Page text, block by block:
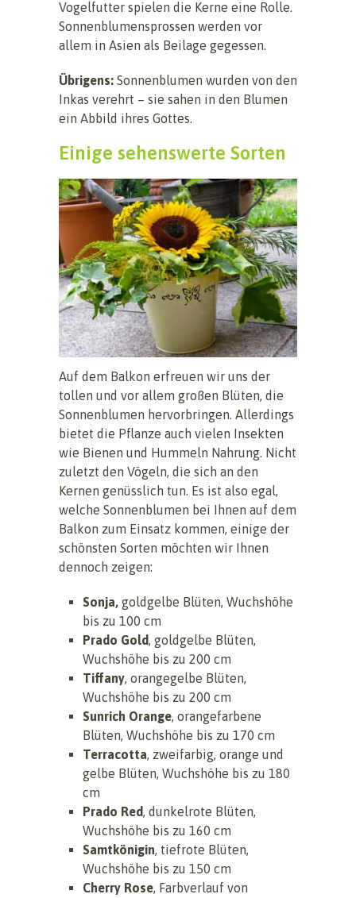
Vogelfutter spielen die Kerne eine Rolle.
Sonnenblumensprossen werden vor
allem in Asien als Beilage gegessen.
Übrigens: Sonnenblumen wurden von den
Inkas verehrt – sie sahen in den Blumen
ein Abbild ihres Gottes.
Einige sehenswerte Sorten
Auf dem Balkon erfreuen wir uns der
tollen und vor allem großen Blüten, die
Sonnenblumen hervorbringen. Allerdings
bietet die Pflanze auch vielen Insekten
wie Bienen und Hummeln Nahrung. Nicht
zuletzt den Vögeln, die sich an den
Kernen genüsslich tun. Es ist also egal,
welche Sonnenblumen bei Ihnen auf dem
Balkon zum Einsatz kommen, einige der
schönsten Sorten möchten wir Ihnen
dennoch zeigen:
Sonja, goldgelbe Blüten, Wuchshöhe
bis zu 100 cm
Prado Gold, goldgelbe Blüten,
Wuchshöhe bis zu 200 cm
Tiffany, orangegelbe Blüten,
Wuchshöhe bis zu 200 cm
Sunrich Orange, orangefarbene
Blüten, Wuchshöhe bis zu 170 cm
Terracotta, zweifarbig, orange und
gelbe Blüten, Wuchshöhe bis zu 180
cm
Prado Red, dunkelrote Blüten,
Wuchshöhe bis zu 160 cm
Samtkönigin, tiefrote Blüten,
Wuchshöhe bis zu 150 cm
Cherry Rose, Farbverlauf von